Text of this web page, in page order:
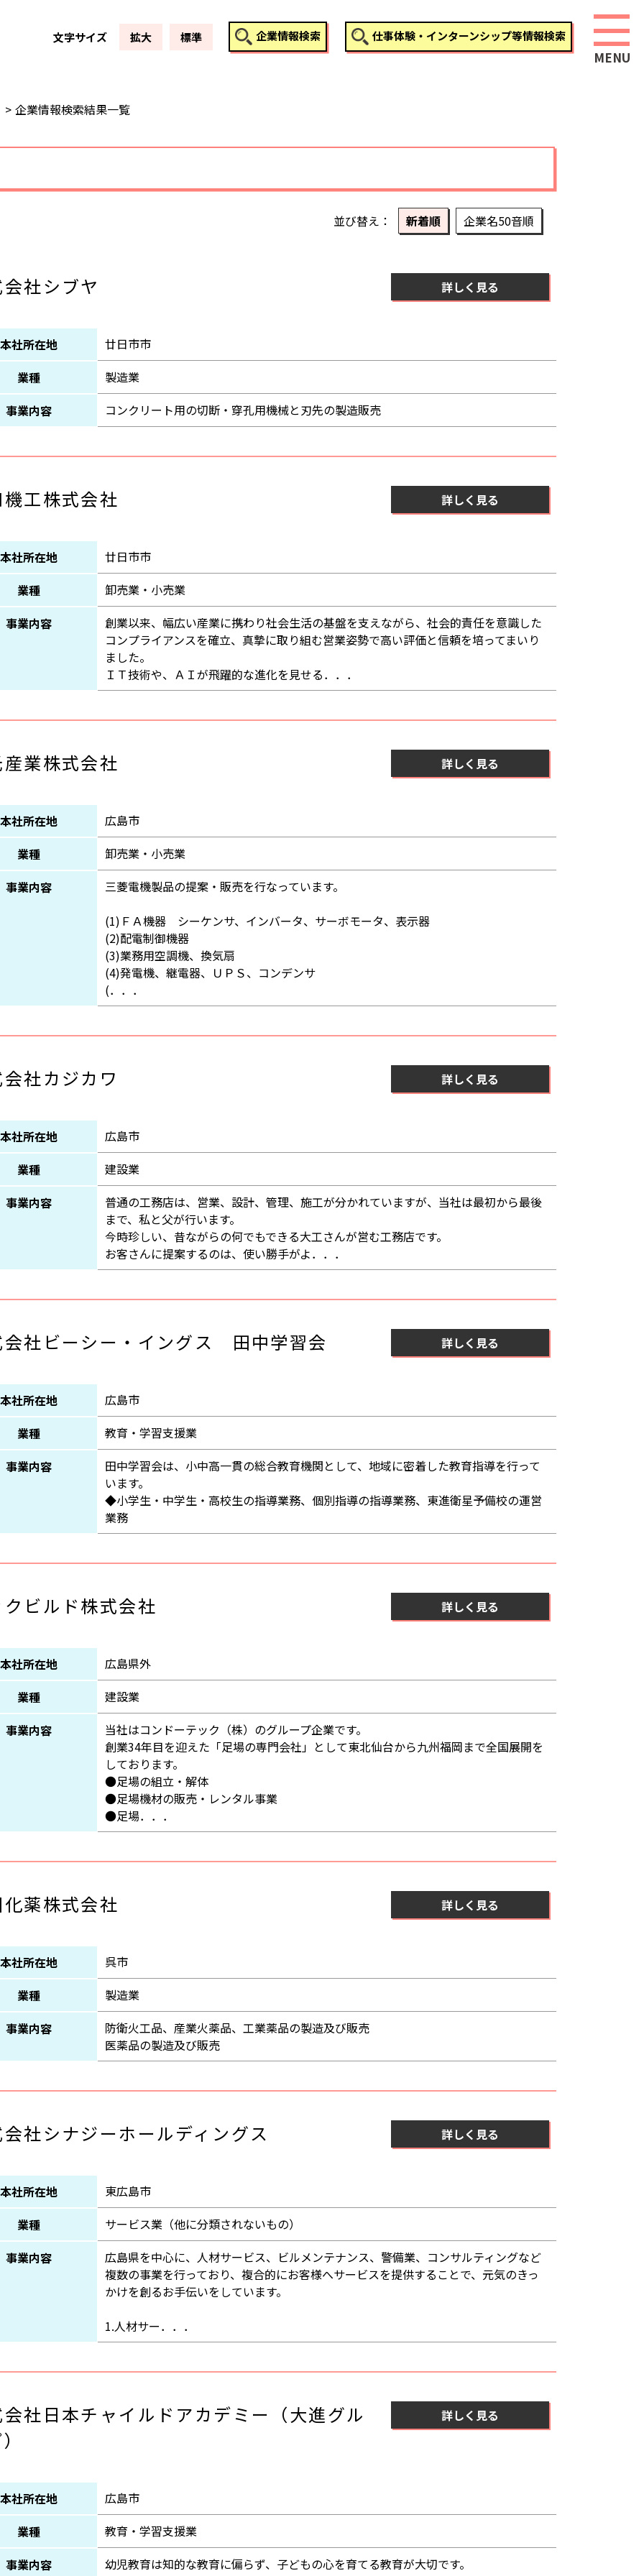
文字サイズ 拡大 標準 企業情報検索 仕事体験・インターンシップ等情報検索
企業情報検索結果一覧
並び替え 新着順 企業名50音順
社シブヤ 詳しく見る
本社所在地
廿日市市
業種
製造業
事業内容
コンクリート用の切断・穿孔用機械と刃先の製造販売
工株式会社 詳しく見る
本社所在地
廿日市市
業種
卸売業・小売業
事業内容
創業以来、幅広い産業に携わり社会生活の基盤を支えながら、社会的責任を意識した
コンプライアンスを確立、真摯に取り組む営業姿勢で高い評価と信頼を培ってまいり
ました。
ＩＴ技術や、ＡＩが飛躍的な進化を見せる．．．
業株式会社 詳しく見る
本社所在地
広島市
業種
卸売業・小売業
事業内容
三菱電機製品の提案・販売を行なっています。
(1)ＦＡ機器 シーケンサ、インバータ、サーボモータ、表示器
(2)配電制御機器
(3)業務用空調機、換気扇
(4)発電機、継電器、ＵＰＳ、コンデンサ
(．．．
社カジカワ 詳しく見る
本社所在地
広島市
業種
建設業
事業内容
普通の工務店は、営業、設計、管理、施工が分かれていますが、当社は最初から最後
まで、私と父が行います。
今時珍しい、昔ながらの何でもできる大工さんが営む工務店です。
お客さんに提案するのは、使い勝手がよ．．．
会社ビーシー・イングス 田中学習会 詳しく見る
本社所在地
広島市
業種
教育・学習支援業
事業内容
田中学習会は、小中高一貫の総合教育機関として、地域に密着した教育指導を行って
います。
◆小学生・中学生・高校生の指導業務、個別指導の指導業務、東進衛星予備校の運営
業務
ビルド株式会社 詳しく見る
本社所在地
広島県外
業種
建設業
事業内容
当社はコンドーテック（株）のグループ企業です。
創業34年目を迎えた「足場の専門会社」として東北仙台から九州福岡まで全国展開を
しております。
●足場の組立・解体
●足場機材の販売・レンタル事業
●足場．．．
薬株式会社 詳しく見る
本社所在地
呉市
業種
製造業
事業内容
防衛火工品、産業火薬品、工業薬品の製造及び販売
医薬品の製造及び販売
社シナジーホールディングス 詳しく見る
本社所在地
東広島市
業種
サービス業（他に分類されないもの）
事業内容
広島県を中心に、人材サービス、ビルメンテナンス、警備業、コンサルティングなど
複数の事業を行っており、複合的にお客様へサービスを提供することで、元気のきっ
かけを創るお手伝いをしています。
1.人材サー．．．
社日本チャイルドアカデミー（大進グル
詳しく見る
本社所在地
広島市
業種
教育・学習支援業
事業内容
幼児教育は知的な教育に偏らず、子どもの心を育てる教育が大切です。